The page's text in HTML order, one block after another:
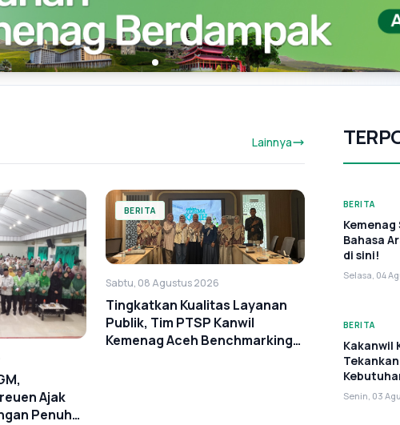
Lainnya
Ajak
Penuh
BERITA
Sabtu, 08 Agustus 2026
Tingkatkan Kualitas Layanan
Publik, Tim PTSP Kanwil
Kemenag Aceh Benchmarking
BERITA
Kemenag
Bahasa
di sini!
Selasa, 04
BERITA
Kakanwil
Senin, 03